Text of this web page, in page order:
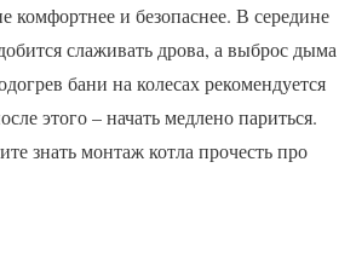
комфортнее и безопаснее. В середине
слаживать дрова, а выброс дыма
бани на колесах рекомендуется
этого – начать медлено париться.
знать монтаж котла прочесть про